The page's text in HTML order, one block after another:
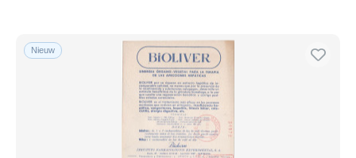
Nieuw